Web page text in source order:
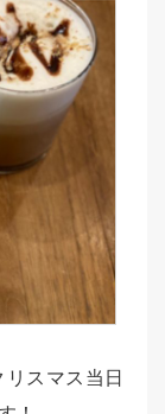
スマス当日